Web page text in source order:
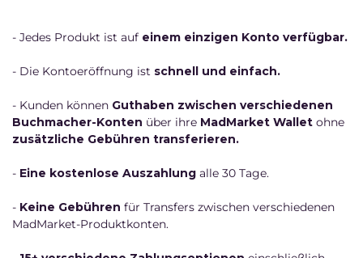
- Jedes Produkt ist auf einem einzigen Konto verfügbar.
- Die Kontoeröffnung ist schnell und einfach.
- Kunden können Guthaben zwischen verschiedenen
Buchmacher-Konten über ihre MadMarket Wallet ohne
zusätzliche Gebühren transferieren.
- Eine kostenlose Auszahlung alle 30 Tage.
- Keine Gebühren für Transfers zwischen verschiedenen
MadMarket-Produktkonten.